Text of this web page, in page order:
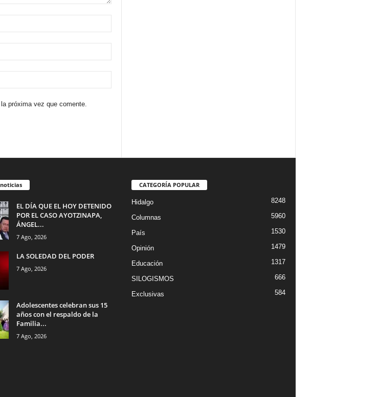
próxima vez que comente.
EL DÍA QUE EL HOY DETENIDO
POR EL CASO AYOTZINAPA,
ÁNGEL...
7 Ago, 2026
LA SOLEDAD DEL PODER
7 Ago, 2026
Adolescentes celebran sus 15
años con el respaldo de la
Familia...
7 Ago, 2026
CATEGORÍA POPULAR
Hidalgo 8248
Columnas 5960
País 1530
Opinión 1479
Educación 1317
SILOGISMOS 666
Exclusivas 584